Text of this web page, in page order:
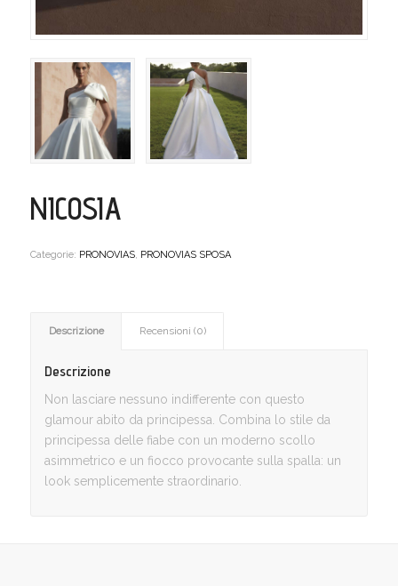
NICOSIA
Categorie: PRONOVIAS, PRONOVIAS SPOSA
Descrizione Recensioni (0)
Descrizione
Non lasciare nessuno indifferente con questo
glamour abito da principessa. Combina lo stile da
principessa delle fiabe con un moderno scollo
asimmetrico e un fiocco provocante sulla spalla: un
look semplicemente straordinario.